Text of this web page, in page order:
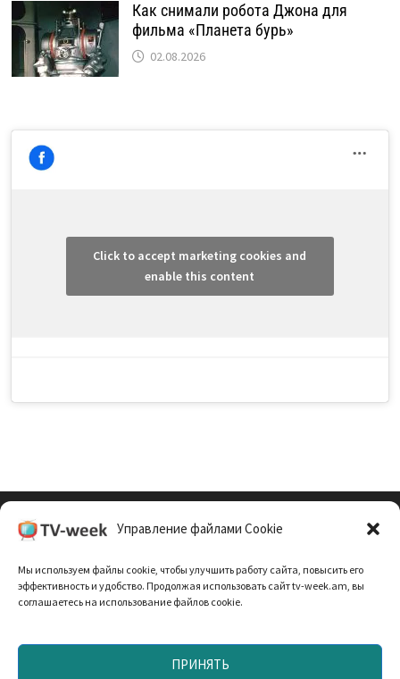
Управление файлами Cookie
Мы используем файлы cookie, чтобы улучшить работу сайта, повысить его
эффективность и удобство. Продолжая использовать сайт tv-week.am, вы
соглашаетесь на использование файлов cookie.
ПРИНЯТЬ
Как снимали робота Джона для
фильма «Планета бурь»
02.08.2026
Click to accept marketing cookies and
enable this content
Политика Конфиденциальности